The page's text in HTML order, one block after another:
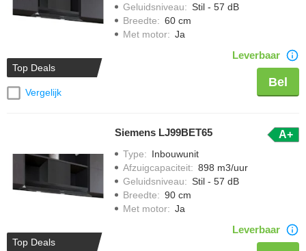
Top Deals
Vergelijk
Geluidsniveau: Stil - 57 dB
Breedte: 60 cm
Met motor: Ja
Leverbaar
Bel
Top Deals
Siemens LJ99BET65 A+
Type: Inbouwunit
Afzuigcapaciteit: 898 m3/uur
Geluidsniveau: Stil - 57 dB
Breedte: 90 cm
Met motor: Ja
Leverbaar